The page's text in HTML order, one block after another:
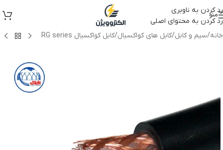
رد کردن به ناوبری
رد کردن به محتوای اصلی
منو
خانه/سیم و کابل/کابل های کواکسیال/کابل کواکسیال RG series